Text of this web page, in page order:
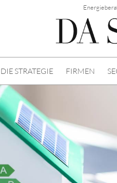
DIE STRATEGIE FIRMEN